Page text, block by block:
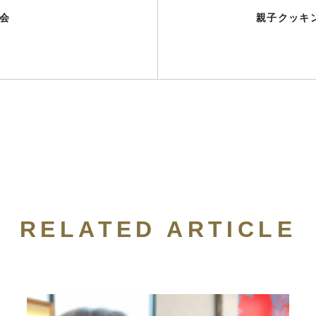
親子クッキ
RELATED ARTICLE